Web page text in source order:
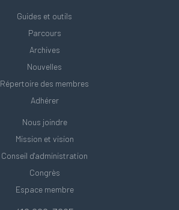
Guides et outils
Parcours
Archives
Nouvelles
Répertoire des membres
Adhérer
Nous joindre
Mission et vision
Conseil d'administration
Congrès
Espace membre